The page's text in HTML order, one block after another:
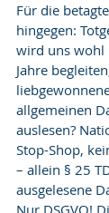
Für die
hingegen:
wird uns wohl
Jahre
allgemeinen
auslesen?
Stop-Shop,
– allein § 25
ausgelesene